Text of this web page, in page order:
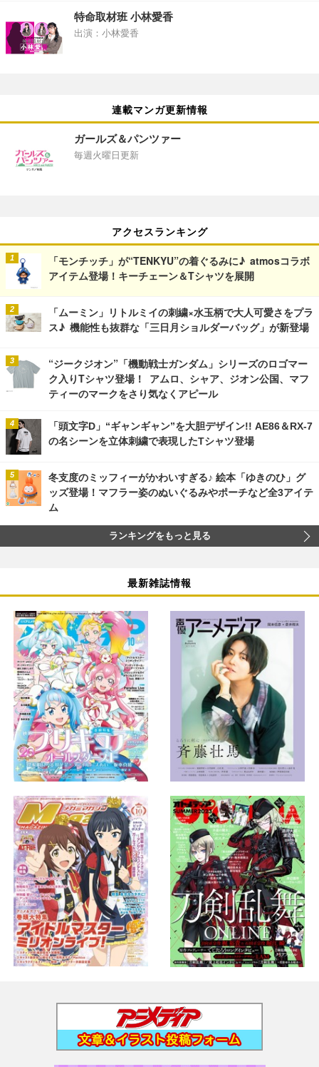
特命取材班 小林愛香
出演：小林愛香
連載マンガ更新情報
ガールズ＆パンツァー
毎週火曜日更新
アクセスランキング
「モンチッチ」が“TENKYU”の着ぐるみに♪ atmosコラボ
アイテム登場！キーチェーン＆Tシャツを展開
「ムーミン」リトルミイの刺繍×水玉柄で大人可愛さをプラ
ス♪ 機能性も抜群な「三日月ショルダーバッグ」が新登場
“ジークジオン”「機動戦士ガンダム」シリーズのロゴマー
ク入りTシャツ登場！ アムロ、シャア、ジオン公国、マフ
ティーのマークをさり気なくアピール
「頭文字D」“ギャンギャン”を大胆デザイン!! AE86＆RX-7
の名シーンを立体刺繍で表現したTシャツ登場
冬支度のミッフィーがかわいすぎる♪ 絵本「ゆきのひ」グ
ッズ登場！マフラー姿のぬいぐるみやポーチなど全3アイテ
ム
ランキングをもっと見る
最新雑誌情報